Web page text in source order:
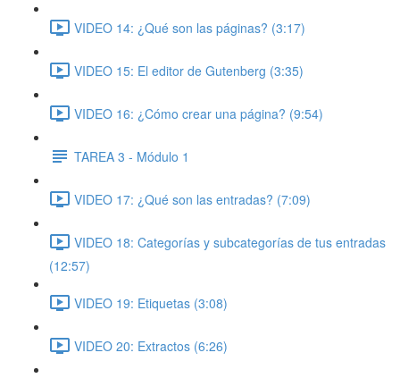
VIDEO 14: ¿Qué son las páginas? (3:17)
VIDEO 15: El editor de Gutenberg (3:35)
VIDEO 16: ¿Cómo crear una página? (9:54)
TAREA 3 - Módulo 1
VIDEO 17: ¿Qué son las entradas? (7:09)
VIDEO 18: Categorías y subcategorías de tus entradas
(12:57)
VIDEO 19: Etiquetas (3:08)
VIDEO 20: Extractos (6:26)